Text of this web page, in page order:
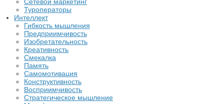
Туроператоры
Интеллект
Гибкость мышления
Предприимчивость
Изобретательность
Креативность
Смекалка
Память
Самомотивация
Конструктивность
Восприимчивость
Стратегическое мышление